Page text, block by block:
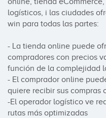
logísticos, i las ciudades
win para todas las partes:
- La tienda online puede
compradores con precios
función de la complejidad
- El comprador online
quiere recibir sus compras
-El operador logístico ve
rutas más optimizadas